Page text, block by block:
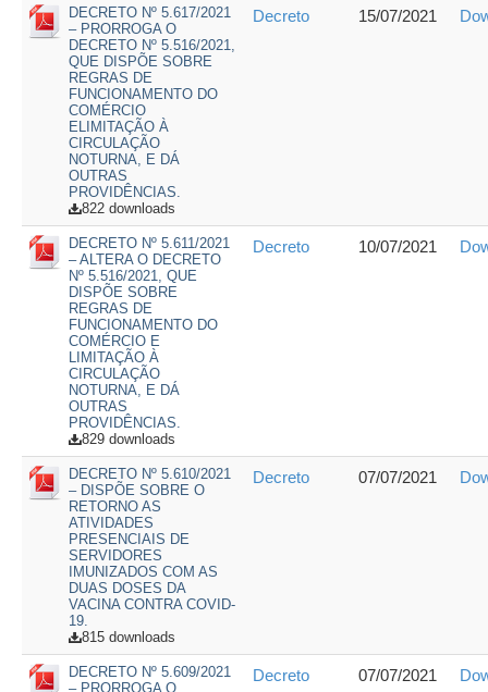
DECRETO Nº 5.617/2021
– PRORROGA O
DECRETO Nº 5.516/2021,
QUE DISPÕE SOBRE
REGRAS DE
FUNCIONAMENTO DO
COMÉRCIO
ELIMITAÇÃO À
CIRCULAÇÃO
NOTURNA, E DÁ
OUTRAS
PROVIDÊNCIAS.
822 downloads
Decreto 15/07/2021
DECRETO Nº 5.611/2021
– ALTERA O DECRETO
Nº 5.516/2021, QUE
DISPÕE SOBRE
REGRAS DE
FUNCIONAMENTO DO
COMÉRCIO E
LIMITAÇÃO À
CIRCULAÇÃO
NOTURNA, E DÁ
OUTRAS
PROVIDÊNCIAS.
829 downloads
Decreto 10/07/2021
DECRETO Nº 5.610/2021
– DISPÕE SOBRE O
RETORNO AS
ATIVIDADES
PRESENCIAIS DE
SERVIDORES
IMUNIZADOS COM AS
DUAS DOSES DA
VACINA CONTRA COVID-
19.
815 downloads
Decreto 07/07/2021
DECRETO Nº 5.609/2021
– PRORROGA O
Decreto 07/07/2021